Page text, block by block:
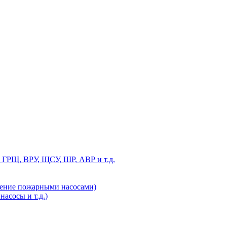
ГРЩ, ВРУ, ЩСУ, ШР, АВР и т.д.
пожарными насосами)
и т.д.)